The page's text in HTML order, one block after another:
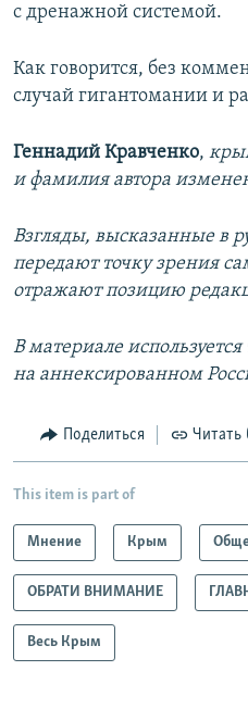
с дренажной системой.
Как говорится, без
случай гигантомании и
Геннадий Кравченко,
и фамилия автора
Взгляды, высказанные в
передают точку зрения
отражают позицию
В материале
на аннексированном
Поделиться Читать
This item is part of
Мнение Крым
ОБРАТИ ВНИМАНИЕ
Весь Крым